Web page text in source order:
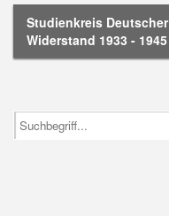
Studienkreis Deutscher
Widerstand 1933 - 1945